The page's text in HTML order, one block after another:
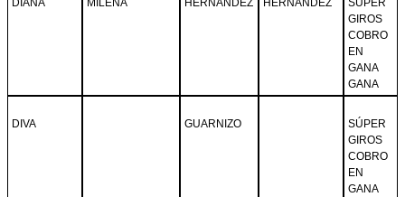
GIROS
COBRO
EN
GANA
GANA
DIVA GUARNIZO
SÚPER
GIROS
COBRO
EN
GANA